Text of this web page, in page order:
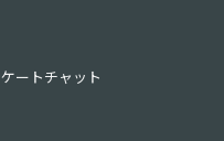
ートチャット